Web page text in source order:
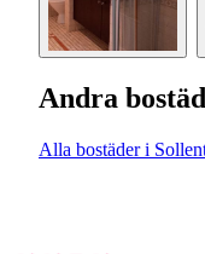
Andra
Alla bostäder i